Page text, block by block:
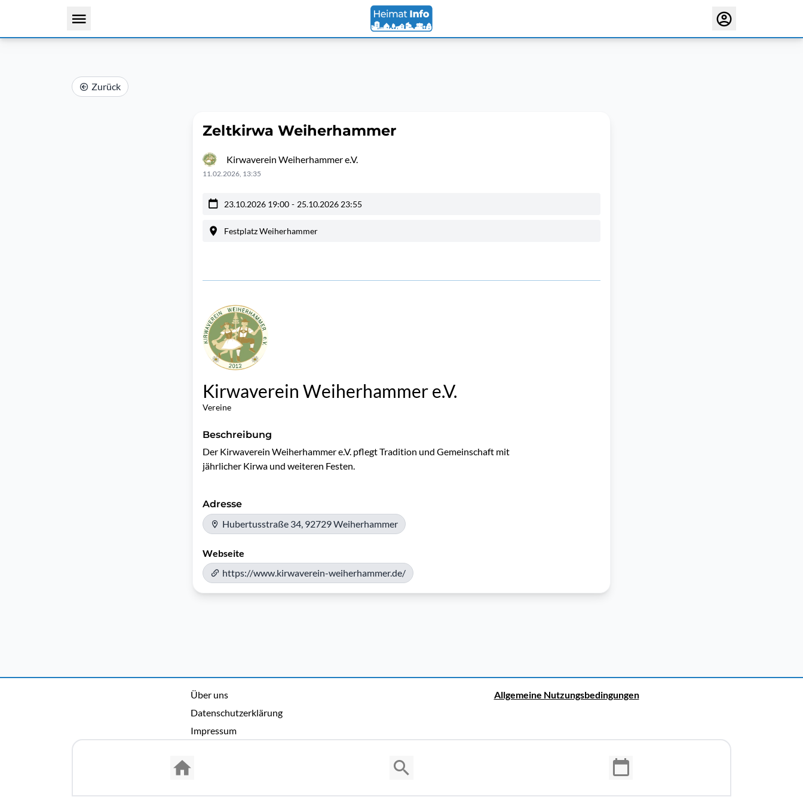
Zurück
Zeltkirwa Weiherhammer
Kirwaverein Weiherhammer e.V.
11.02.2026, 13:35
23.10.2026 19:00 - 25.10.2026 23:55
Festplatz Weiherhammer
Kirwaverein Weiherhammer e.V.
Vereine
Beschreibung
Der Kirwaverein Weiherhammer e.V. pflegt Tradition und Gemeinschaft mit
jährlicher Kirwa und weiteren Festen.
Adresse
Hubertusstraße 34, 92729 Weiherhammer
Webseite
https://www.kirwaverein-weiherhammer.de/
Über uns
Datenschutzerklärung
Impressum
Allgemeine Nutzungsbedingungen
Copyright © 2026 Cosmema GmbH